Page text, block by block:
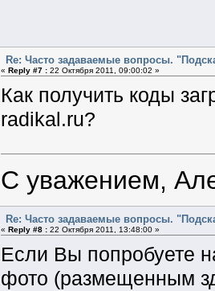
Re: Часто задаваемые вопросы.
« Reply #7 :22 Октября 2011, 09:00:02 »
Как получить коды
radikal.ru?
С уважением,
Re: Часто задаваемые вопросы.
« Reply #8 :22 Октября 2011, 13:48:00 »
Если Вы попробуете
фото (размещенным